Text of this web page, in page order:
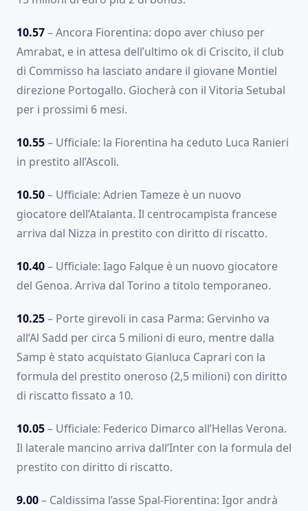
10.57– Ancora Fiorentina: dopo aver chiuso per
Amrabat, e in attesa dell’ultimo ok di Criscito, il club
di Commisso ha lasciato andare il giovane Montiel
direzione Portogallo. Giocherà con il Vitoria Setubal
per i prossimi 6 mesi.
10.55– Ufficiale: la Fiorentina ha ceduto Luca Ranieri
in prestito all’Ascoli.
10.50– Ufficiale: Adrien Tameze è un nuovo
giocatore dell’Atalanta. Il centrocampista francese
arriva dal Nizza in prestito con diritto di riscatto.
10.40– Ufficiale: Iago Falque è un nuovo giocatore
del Genoa. Arriva dal Torino a titolo temporaneo.
10.25– Porte girevoli in casa Parma: Gervinho va
all’Al Sadd per circa 5 milioni di euro, mentre dalla
Samp è stato acquistato Gianluca Caprari con la
formula del prestito oneroso (2,5 milioni) con diritto
di riscatto fissato a 10.
10.05– Ufficiale: Federico Dimarco all’Hellas Verona.
Il laterale mancino arriva dall’Inter con la formula del
prestito con diritto di riscatto.
9.00– Caldissima l’asse Spal-Fiorentina: Igor andrà